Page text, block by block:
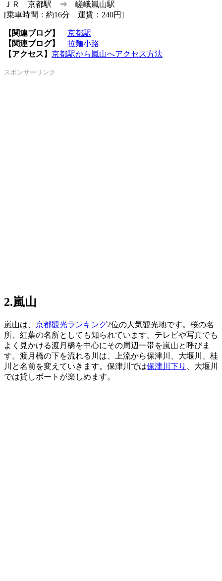
ＪＲ 京都駅 ⇒ 嵯峨嵐山駅
[乗車時間：約16分 運賃：240円]
【関連ブログ】
京都駅
【関連ブログ】
拉麺小路
【アクセス】 京都駅から嵐山へアクセス方法
スポンサーリンク
2.嵐山
嵐山は、 京都観光ランキング2位の人気観光地です。桜の名
所、紅葉の名所としても知られています。テレビや写真でも
よく見かける渡月橋を中心にその周辺一帯を嵐山と呼びま
す。渡月橋の下を流れる川は、上流から保津川、大堰川、桂
川と名前を変えていきます。保津川では保津川下り
、大堰川
では貸しボートが楽しめます。